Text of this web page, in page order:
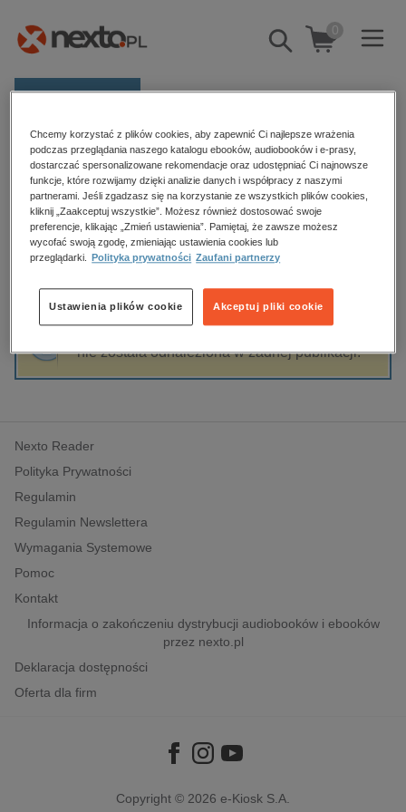
Pokaż/schowaj
wyszukiwarkę
0
E-prasa
Kategorie
Zobacz wszystkie E-prasa
budownictwo, aranżacja wnętrz
biznesowe, branżowe, gospodarka
edukacja
hobby, sport, rozrywka
komputery, internet, technologie, informatyka
polityka, społeczno-informacyjne
psychologiczne
inne
popularno-naukowe
historia
Strona główna Dominika Tykwińska-Rutkowska
Dominika Tykwińska-Rutkowska
Sortowanie Filtrowanie
nie została odnaleziona w żadnej publikacji.
Nexto Reader
Polityka Prywatności
Regulamin
Regulamin Newslettera
Wymagania Systemowe
Pomoc
Kontakt
Informacja o zakończeniu dystrybucji audiobooków i ebooków
przez nexto.pl
Deklaracja dostępności
Oferta dla firm
Copyright © 2026 e-Kiosk S.A.
Chcemy korzystać z plików cookies, aby zapewnić Ci najlepsze wrażenia
podczas przeglądania naszego katalogu ebooków, audiobooków i e-prasy,
dostarczać spersonalizowane rekomendacje oraz udostępniać Ci najnowsze
funkcje, które rozwijamy dzięki analizie danych i współpracy z naszymi
partnerami. Jeśli zgadzasz się na korzystanie ze wszystkich plików cookies,
kliknij „Zaakceptuj wszystkie”. Możesz również dostosować swoje
preferencje, klikając „Zmień ustawienia”. Pamiętaj, że zawsze możesz
wycofać swoją zgodę, zmieniając ustawienia cookies lub
przeglądarki.
Polityka prywatności Zaufani partnerzy
Akceptuj pliki cookie
Ustawienia plików cookie